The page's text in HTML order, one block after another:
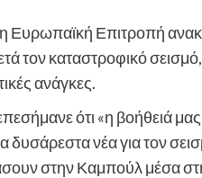
Ευρωπαϊκή Επιτροπή
τον καταστροφικό
ανάγκες.
ότι «η βοήθειά
δυσάρεστα νέα για τον
στην Καμπούλ μέσα